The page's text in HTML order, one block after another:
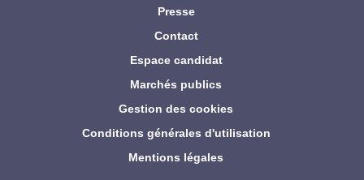
Presse
Contact
Espace candidat
Marchés publics
Gestion des cookies
Conditions générales d'utilisation
Mentions légales